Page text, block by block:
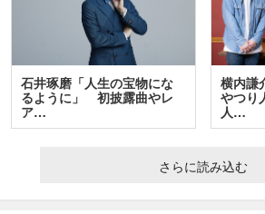
石井琢磨「人生の宝物にな
るように」 初披露曲やレ
ア…
横内謙
やつ
人…
さらに読み込む